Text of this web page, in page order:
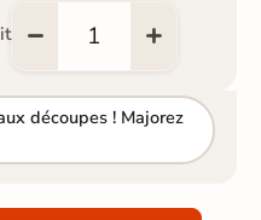
découpes ! Majorez